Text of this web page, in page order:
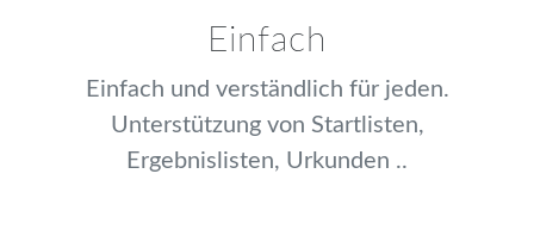
Einfach
Einfach und verständlich für jeden.
Unterstützung von Startlisten,
Ergebnislisten, Urkunden ..